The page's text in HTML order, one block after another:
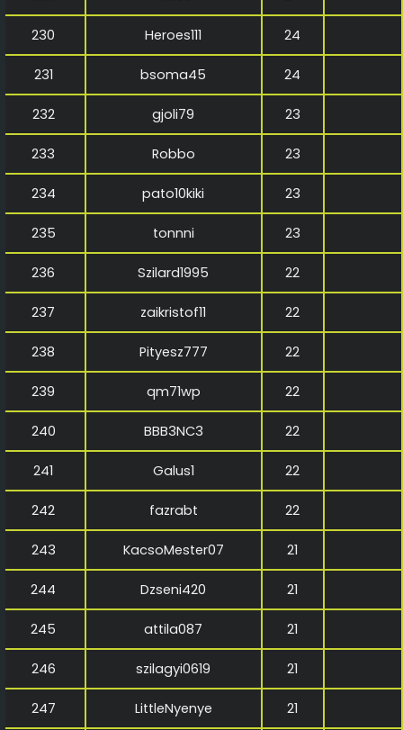
230 Heroes111 24
231 bsoma45 24
232 gjoli79 23
233 Robbo 23
234 pato10kiki 23
235 tonnni 23
236 Szilard1995 22
237 zaikristof11 22
238 Pityesz777 22
239 qm71wp 22
240 BBB3NC3 22
241 Galus1 22
242 fazrabt 22
243 KacsoMester07 21
244 Dzseni420 21
245 attila087 21
246 szilagyi0619 21
247 LittleNyenye 21